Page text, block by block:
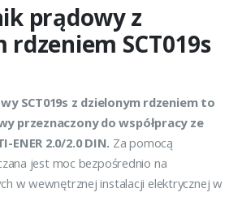
prądowy z
rdzeniem SCT019s
SCT019s z dzielonym rdzeniem to
przeznaczony do współpracy ze
2.0/2.0 DIN. Za pomocą
jest moc bezpośrednio na
w wewnętrznej instalacji elektrycznej w